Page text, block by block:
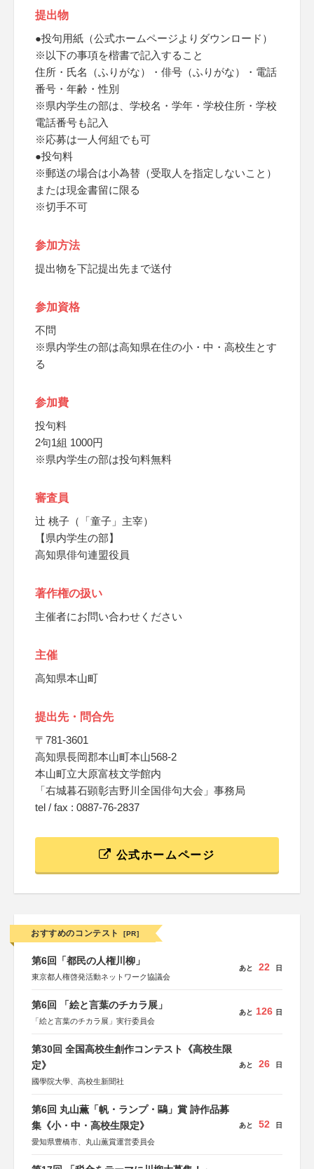
提出物
●投句用紙（公式ホームページよりダウンロード）
※以下の事項を楷書で記入すること
住所・氏名（ふりがな）・俳号（ふりがな）・電話
番号・年齢・性別
※県内学生の部は、学校名・学年・学校住所・学校
電話番号も記入
※応募は一人何組でも可
●投句料
※郵送の場合は小為替（受取人を指定しないこと）
または現金書留に限る
※切手不可
参加方法
提出物を下記提出先まで送付
参加資格
不問
※県内学生の部は高知県在住の小・中・高校生とす
る
参加費
投句料
2句1組 1000円
※県内学生の部は投句料無料
審査員
辻 桃子（「童子」主宰）
【県内学生の部】
高知県俳句連盟役員
著作権の扱い
主催者にお問い合わせください
主催
高知県本山町
提出先・問合先
〒781-3601
高知県長岡郡本山町本山568-2
本山町立大原富枝文学館内
「右城暮石顕彰吉野川全国俳句大会」事務局
tel / fax : 0887-76-2837
公式ホームページ
おすすめのコンテスト [PR]
第6回「都民の人権川柳」
東京都人権啓発活動ネットワーク協議会
あと 22 日
第6回 「絵と言葉のチカラ展」
「絵と言葉のチカラ展」実行委員会
あと 126 日
第30回 全国高校生創作コンテスト《高校生限
定》
國學院大學、高校生新聞社
あと 26 日
第6回 丸山薫「帆・ランプ・鷗」賞 詩作品募
集《小・中・高校生限定》
愛知県豊橋市、丸山薫賞運営委員会
あと 52 日